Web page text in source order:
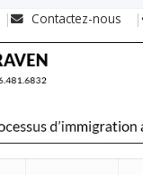
Contactez-nous